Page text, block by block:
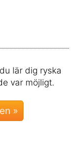
lär dig ryska
var möjligt.